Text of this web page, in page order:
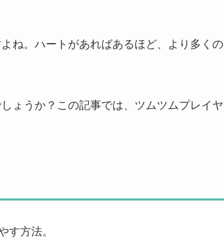
ね。ハートがあればあるほど、より多くの
ょうか？この記事では、ツムツムプレイヤ
す方法。